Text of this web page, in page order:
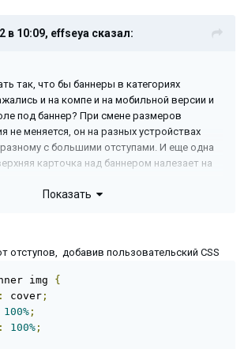
в 10:09, effseya сказал:
так, что бы баннеры в категориях
и на компе и на мобильной версии и
под баннер? При смене размеров
не меняется, он на разных устройствах
с большими отступами. И еще одна
карточка над баннером налезает на
Показать
отступов, добавив пользовательский CSS
img {
: cover ;
100% ;
: 100% ;